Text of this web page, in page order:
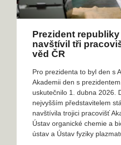
Prezident republiky
navštívil tři
věd ČR
Pro prezidenta to byl den s
Akademii den s
uskutečnilo 1. dubna 2026.
nejvyšším představitelem
navštívila trojici pracovišť
Ústav organické chemie a
ústav a Ústav fyziky